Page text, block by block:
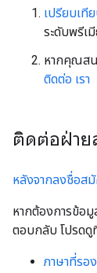
เปรียบเที
ระดับพรีเ
หากคุณสน
ติดต่อ เรา
ติดต่อฝ่า
หลังจากลงชื่อส
หากต้องการข้อมู
ตอบกลับ โปรดดู
ภาษาที่รอ